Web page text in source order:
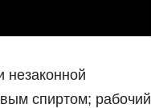
незаконной
спиртом; рабочий